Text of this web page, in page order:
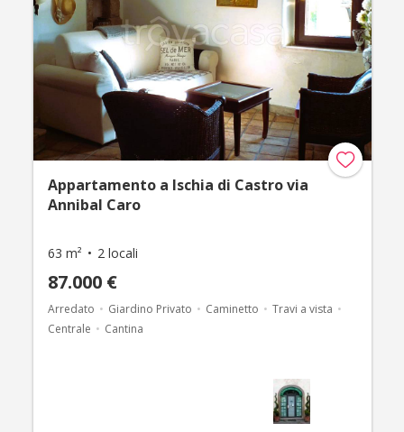
Appartamento a Ischia di Castro via
Annibal Caro
63 m² 2 locali
87.000 €
Arredato Giardino Privato Caminetto
Travi a vista
Centrale
Cantina